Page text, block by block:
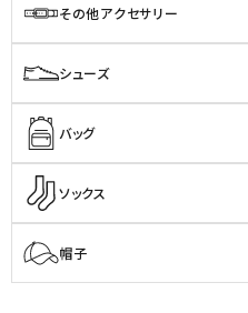
その他アクセサリー
シューズ
バッグ
ソックス
帽子